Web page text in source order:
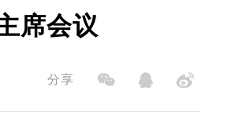
席会议
分享